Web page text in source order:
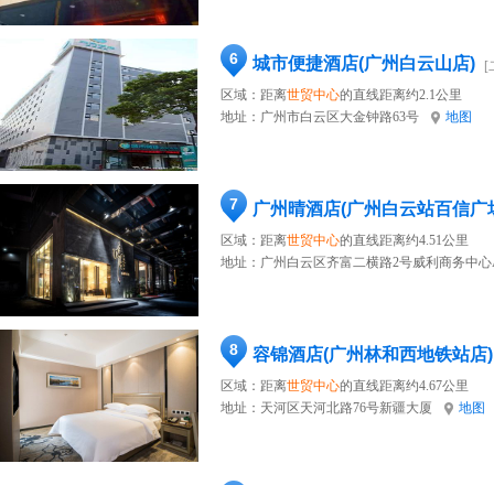
6 城市便捷酒店(广州白云山店)
[
区域：距离世贸中心的直线距离约2.1公里
地址： 广州市白云区大金钟路63号 地图
7 广州晴酒店(广州白云站百信广
区域：距离世贸中心的直线距离约4.51公里
地址： 广州白云区齐富二横路2号威利商务中
8 容锦酒店(广州林和西地铁站店)
区域：距离世贸中心的直线距离约4.67公里
地址： 天河区天河北路76号新疆大厦 地图